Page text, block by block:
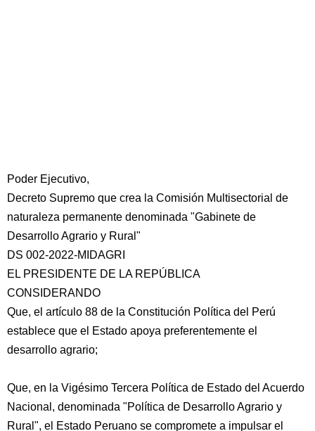
Poder Ejecutivo,
Decreto Supremo que crea la Comisión Multisectorial de
naturaleza permanente denominada "Gabinete de
Desarrollo Agrario y Rural"
DS 002-2022-MIDAGRI
EL PRESIDENTE DE LA REPÚBLICA
CONSIDERANDO
Que, el artículo 88 de la Constitución Política del Perú
establece que el Estado apoya preferentemente el
desarrollo agrario;
Que, en la Vigésimo Tercera Política de Estado del Acuerdo
Nacional, denominada "Política de Desarrollo Agrario y
Rural", el Estado Peruano se compromete a impulsar el